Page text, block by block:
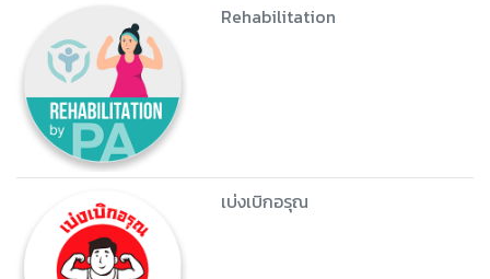
Rehabilitation
เบ่งเบิกอรุณ